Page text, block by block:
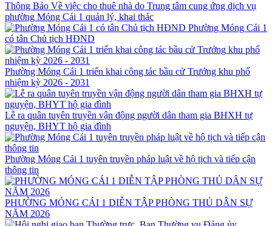
Thông Báo Về việc cho thuê nhà do Trung tâm cung ứng dịch vụ
phường Móng Cái 1 quản lý, khai thác
Phường Móng Cái 1
có tân Chủ tịch HĐND
Phường Móng Cái 1 triển khai công tác bầu cử Trưởng khu phố
nhiệm kỳ 2026 - 2031
Lễ ra quân tuyên truyền vận động người dân tham gia BHXH tự
nguyện, BHYT hộ gia đình
Phường Móng Cái 1 tuyên truyền pháp luật về hộ tịch và tiếp cận
thông tin
PHƯỜNG MÓNG CÁI 1 DIỄN TẬP PHÒNG THỦ DÂN SỰ
NĂM 2026